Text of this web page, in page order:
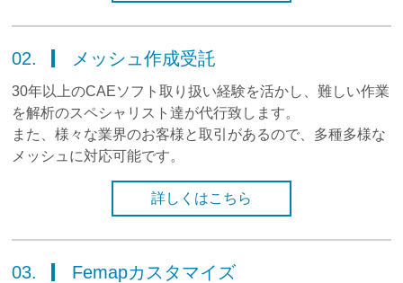
02. メッシュ作成受託
30年以上のCAEソフト取り扱い経験を活かし、難しい作業
を解析のスペシャリスト達が代行致します。
また、様々な業界のお客様と取引があるので、多種多様な
メッシュに対応可能です。
詳しくはこちら
03. Femapカスタマイズ